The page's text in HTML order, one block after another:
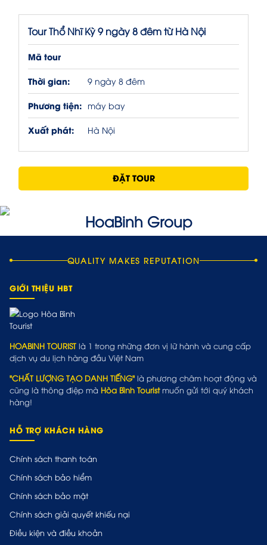
Tour Thổ Nhĩ Kỳ 9 ngày 8 đêm từ Hà Nội
Mã tour
Thời gian:
9 ngày 8 đêm
Phương tiện: máy bay
Xuất phát: Hà Nội
ĐẶT TOUR
QUALITY MAKES REPUTATION
GIỚI THIỆU HBT
HOABINH TOURIST là 1 trong những đơn vị lữ hành và cung cấp
dịch vụ du lịch hàng đầu Việt Nam
"CHẤT LƯỢNG TẠO DANH TIẾNG" là phương châm hoạt động và
cũng là thông điệp mà Hòa Bình Touristmuốn gửi tới quý khách
hàng!
HỖ TRỢ KHÁCH HÀNG
Chính sách thanh toán
Chính sách bảo hiểm
Chính sách bảo mật
Chính sách giải quyết khiếu nại
Điều kiện và điều khoản